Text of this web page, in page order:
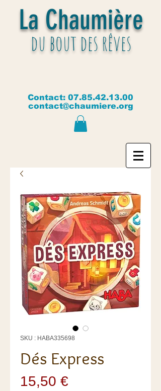
La Chaumière
du bout des rêves
Contact: 07.85.42.13.00
contact@chaumiere.org
SKU : HABA335698
Dés Express
15,50 €